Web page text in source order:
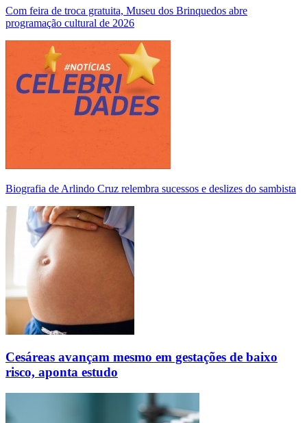
Com feira de troca gratuita, Museu dos Brinquedos abre
programação cultural de 2026
Biografia de Arlindo Cruz relembra sucessos e deslizes do sambista
Cesáreas avançam mesmo em gestações de baixo
risco, aponta estudo